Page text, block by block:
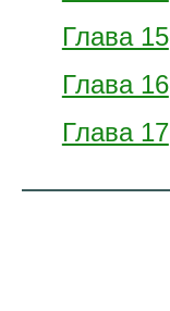
Глава 15
Глава 16
Глава 17